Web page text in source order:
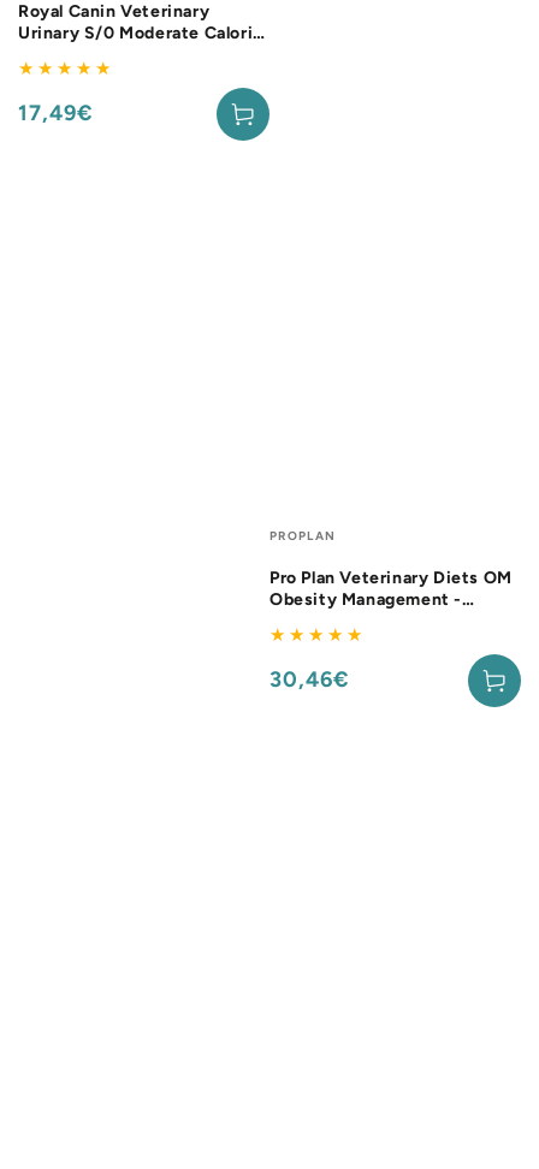
Royal Canin Veterinary
Urinary S/0 Moderate Calorie
Prix
17,49€
Fournisseur:
PROPLAN
Pro Plan Veterinary Diets OM
Obesity Management -
Prix
30,46€